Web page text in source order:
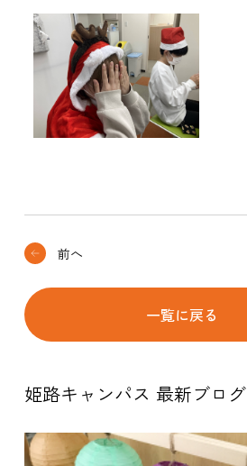
前へ
一覧に戻る
姫路キャンパス 最新ブログ